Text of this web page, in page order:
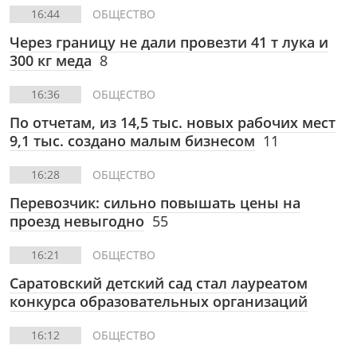
16:44 ОБЩЕСТВО
Через границу не дали провезти 41 т лука и
300 кг меда 8
16:36 ОБЩЕСТВО
По отчетам, из 14,5 тыс. новых рабочих мест
9,1 тыс. создано малым бизнесом 11
16:28 ОБЩЕСТВО
Перевозчик: сильно повышать цены на
проезд невыгодно 55
16:21 ОБЩЕСТВО
Саратовский детский сад стал лауреатом
конкурса образовательных организаций
16:12 ОБЩЕСТВО